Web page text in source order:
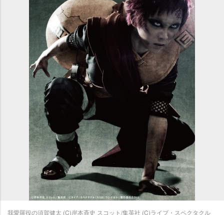
我愛羅役の須賀健太 (C)岸本斉史 スコット/集英社 (C)ライブ・スペクタクル